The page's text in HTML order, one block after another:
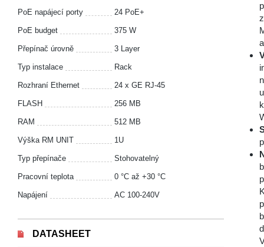
PoE napájecí porty 24 PoE+
PoE budget 375 W
Přepínač úrovně 3 Layer
Typ instalace Rack
Rozhraní Ethernet 24 x GE RJ-45
FLASH 256 MB
RAM 512 MB
Výška RM UNIT 1U
Typ přepínače Stohovatelný
Pracovní teplota 0 °С až +30 °С
Napájení AC 100-240V
DATASHEET